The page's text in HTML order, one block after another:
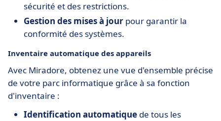
sécurité et des restrictions.
Gestion des mises à jour pour garantir la
conformité des systèmes.
Inventaire automatique des appareils
Avec Miradore, obtenez une vue d'ensemble précise
de votre parc informatique grâce à sa fonction
d'inventaire :
Identification automatique de tous les